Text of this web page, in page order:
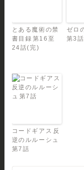
とある魔術の禁
書目録 第16至
24話(完)
ゼロ
第3話
コードギアス 反
逆のルルーシュ
第7話